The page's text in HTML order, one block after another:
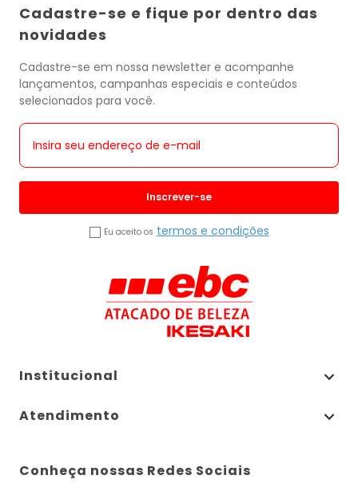
Cadastre-se e fique por dentro das
novidades
Cadastre-se em nossa newsletter e acompanhe
lançamentos, campanhas especiais e conteúdos
selecionados para você.
Inscrever-se
Eu aceito os termos e condições
Institucional
Atendimento
Conheça nossas Redes Sociais